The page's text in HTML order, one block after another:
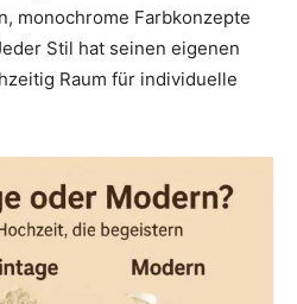
monochrome Farbkonzepte
Stil hat seinen eigenen
Raum für individuelle